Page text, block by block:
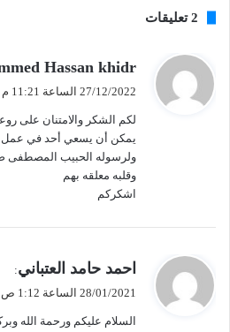
‫2 تعليقات
ي
ل
Hassan khidr
27/12/2022 الساعة 11:21 م
لكم الشكر والامتنان على
يمكن أن يسعي أحد في عمل
ولرسوله الحبيب المصطفى
وقلبه معلقه بهم
اشكركم
ي
ل
احمد حامد العتباني:
28/01/2021 الساعة 1:12 ص
السلام عليكم ورحمة الله